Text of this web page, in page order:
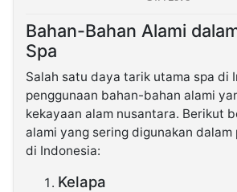
Bahan-Bahan Alami
Spa
Salah satu daya tarik utama spa di
penggunaan bahan-bahan alami
kekayaan alam nusantara. Berikut
alami yang sering digunakan dalam
di Indonesia:
Kelapa